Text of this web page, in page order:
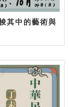
其中的藝術與